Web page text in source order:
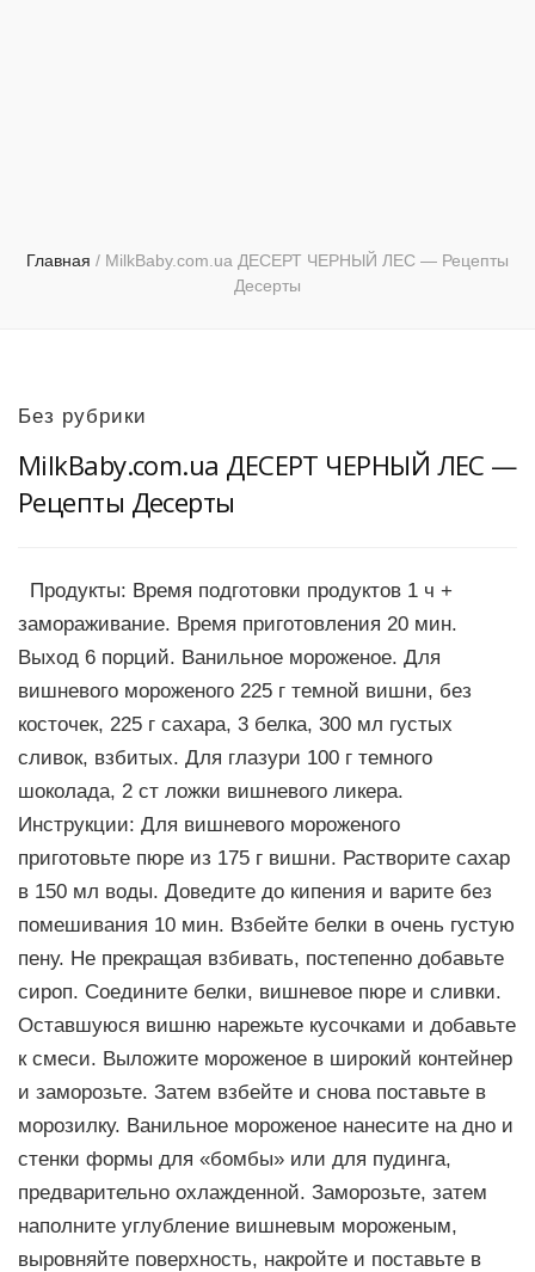
Главная / MilkBaby.com.ua ДЕСЕРТ ЧЕРНЫЙ ЛЕС — Рецепты
Десерты
Без рубрики
MilkBaby.com.ua ДЕСЕРТ ЧЕРНЫЙ ЛЕС —
Рецепты Десерты
Продукты: Время подготовки продуктов 1 ч +
замораживание. Время приготовления 20 мин.
Выход 6 порций. Ванильное мороженое. Для
вишневого мороженого 225 г темной вишни, без
косточек, 225 г сахара, 3 белка, 300 мл густых
сливок, взбитых. Для глазури 100 г темного
шоколада, 2 ст ложки вишневого ликера.
Инструкции: Для вишневого мороженого
приготовьте пюре из 175 г вишни. Растворите сахар
в 150 мл воды. Доведите до кипения и варите без
помешивания 10 мин. Взбейте белки в очень густую
пену. Не прекращая взбивать, постепенно добавьте
сироп. Соедините белки, вишневое пюре и сливки.
Оставшуюся вишню нарежьте кусочками и добавьте
к смеси. Выложите мороженое в широкий контейнер
и заморозьте. Затем взбейте и снова поставьте в
морозилку. Ванильное мороженое нанесите на дно и
стенки формы для «бомбы» или для пудинга,
предварительно охлажденной. Заморозьте, затем
наполните углубление вишневым мороженым,
выровняйте поверхность, накройте и поставьте в